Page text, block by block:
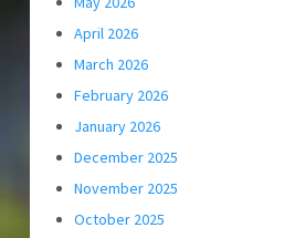
April 2026
March 2026
February 2026
January 2026
December 2025
November 2025
October 2025